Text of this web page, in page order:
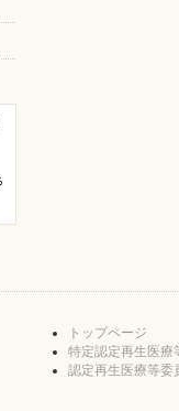
トップページ
特定認定再生医療
認定再生医療等委